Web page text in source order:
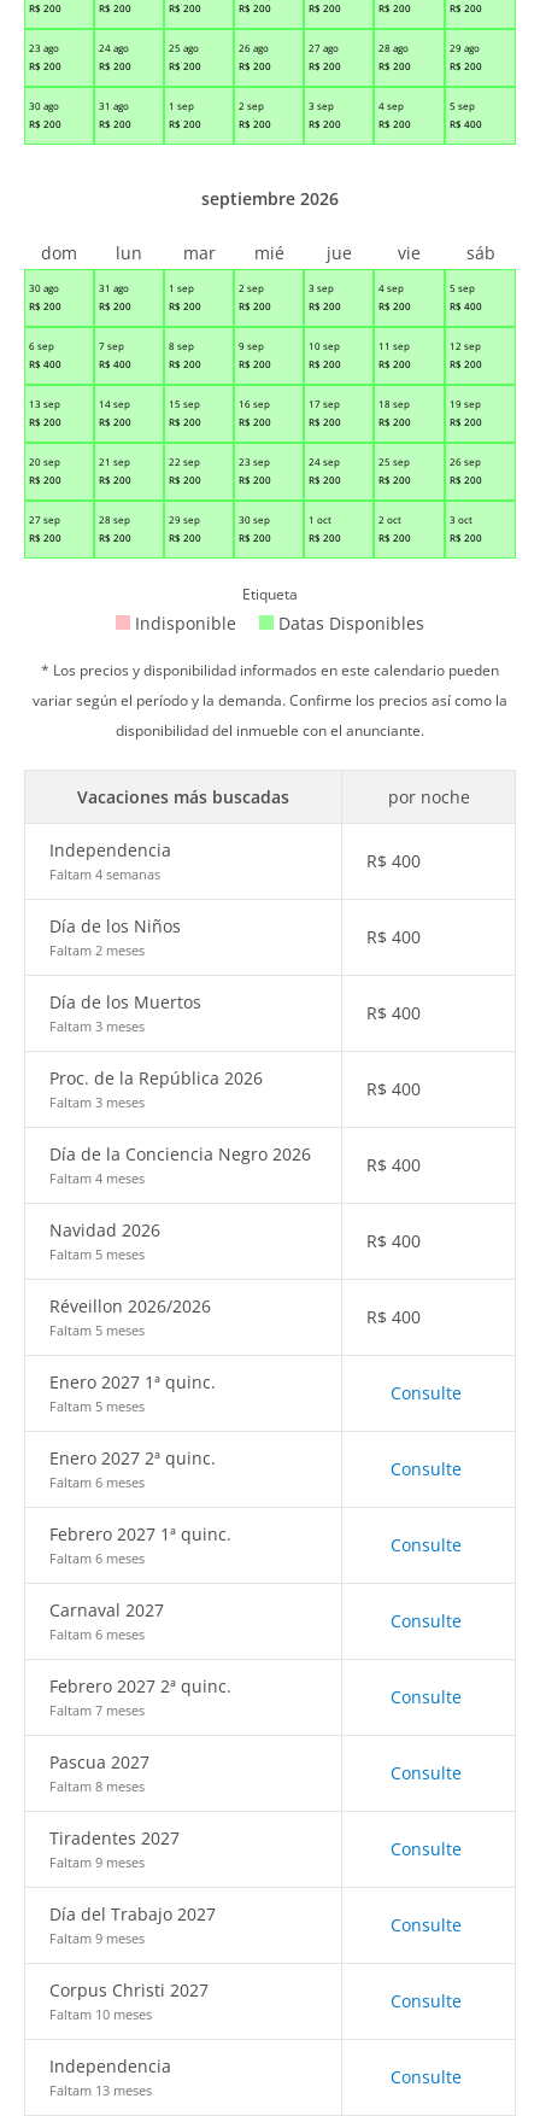
R$ 200
R$ 200
R$ 200
R$ 200
R$ 200
R$ 200
R$ 200
23 ago
R$ 200
24 ago
R$ 200
25 ago
R$ 200
26 ago
R$ 200
27 ago
R$ 200
28 ago
R$ 200
29 ago
R$ 200
30 ago
R$ 200
31 ago
R$ 200
1 sep
R$ 200
2 sep
R$ 200
3 sep
R$ 200
4 sep
R$ 200
5 sep
R$ 400
30 ago
R$ 200
31 ago
R$ 200
1 sep
R$ 200
2 sep
R$ 200
3 sep
R$ 200
4 sep
R$ 200
5 sep
R$ 400
6 sep
R$ 400
7 sep
R$ 400
8 sep
R$ 200
9 sep
R$ 200
10 sep
R$ 200
11 sep
R$ 200
12 sep
R$ 200
13 sep
R$ 200
14 sep
R$ 200
15 sep
R$ 200
16 sep
R$ 200
17 sep
R$ 200
18 sep
R$ 200
19 sep
R$ 200
20 sep
R$ 200
21 sep
R$ 200
22 sep
R$ 200
23 sep
R$ 200
24 sep
R$ 200
25 sep
R$ 200
26 sep
R$ 200
27 sep
R$ 200
28 sep
R$ 200
29 sep
R$ 200
30 sep
R$ 200
1 oct
R$ 200
2 oct
R$ 200
3 oct
R$ 200
septiembre 2026
dom lun mar mié jue vie sáb
Etiqueta
Indisponible Datas Disponibles
* Los precios y disponibilidad informados en este calendario pueden
variar según el período y la demanda. Confirme los precios así como la
disponibilidad del inmueble con el anunciante.
Vacaciones más buscadas por noche
Independencia
Faltam 4 semanas
R$ 400
Día de los Niños
Faltam 2 meses
R$ 400
Día de los Muertos
Faltam 3 meses
R$ 400
Proc. de la República 2026
Faltam 3 meses
R$ 400
Día de la Conciencia Negro 2026
Faltam 4 meses
R$ 400
Navidad 2026
Faltam 5 meses
R$ 400
Réveillon 2026/2026
Faltam 5 meses
R$ 400
Enero 2027 1ª quinc.
Faltam 5 meses
Consulte
Enero 2027 2ª quinc.
Faltam 6 meses
Consulte
Febrero 2027 1ª quinc.
Faltam 6 meses
Consulte
Carnaval 2027
Faltam 6 meses
Consulte
Febrero 2027 2ª quinc.
Faltam 7 meses
Consulte
Pascua 2027
Faltam 8 meses
Consulte
Tiradentes 2027
Faltam 9 meses
Consulte
Día del Trabajo 2027
Faltam 9 meses
Consulte
Corpus Christi 2027
Faltam 10 meses
Consulte
Independencia
Faltam 13 meses
Consulte